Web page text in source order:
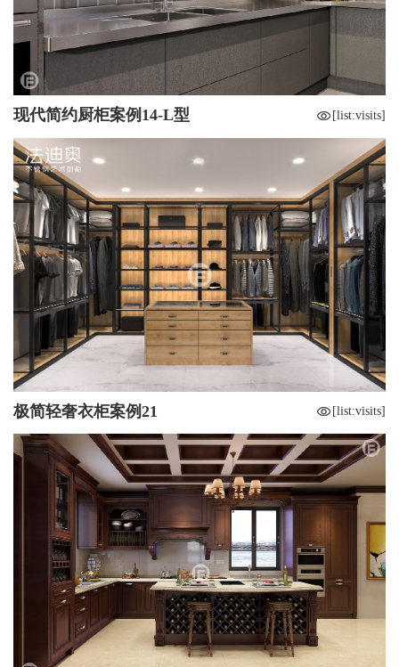
现代简约厨柜案例14-L型 [list:visits]
极简轻奢衣柜案例21 [list:visits]